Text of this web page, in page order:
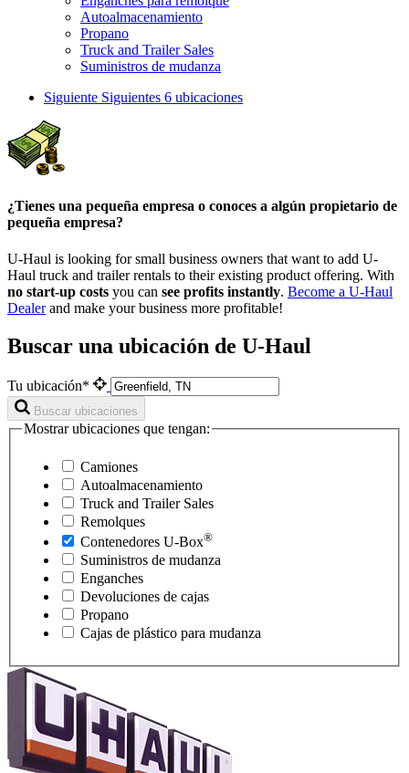
Autoalmacenamiento
Propano
Truck and Trailer Sales
Suministros de mudanza
Siguiente Siguientes 6 ubicaciones
¿Tienes una pequeña empresa o conoces a algún propietario de
pequeña empresa?
U-Haul is looking for small business owners that want to add U-
Haul truck and trailer rentals to their existing product offering. With
no start-up costs you can see profits instantly. Become a U-Haul
Dealerand make your business more profitable!
Buscar una ubicación de U-Haul
Tu ubicación*
Buscar ubicaciones
Mostrar ubicaciones que tengan:
Camiones
Autoalmacenamiento
Truck and Trailer Sales
Remolques
Contenedores U-Box®
Suministros de mudanza
Enganches
Devoluciones de cajas
Propano
Cajas de plástico para mudanza